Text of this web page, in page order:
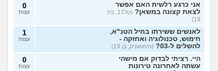
אני כרגע רלשית האם אפשר
לצאת קצונה במשאן?
(טל11, בת
19)
0
עצות
לאנשים ששירתו בחיל הטנ"א,
חימוש, טכנולוגיה ואחזקה -
להשלים ל-03?
(חימושניק, בן 19)
1
עצות
היי. רציתי לבדוק אם מישהי
עשתה לאחרונה טירונות
0
עצות